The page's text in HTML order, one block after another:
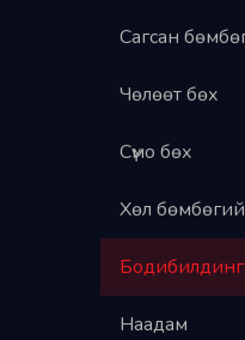
Сагсан
Чөлөөт бөх
Сүмо бөх
Хөл
Бодибилдинг
Наадам